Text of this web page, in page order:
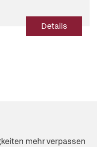
Details
mehr verpassen